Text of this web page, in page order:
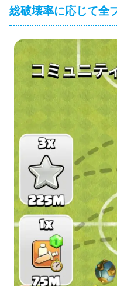
総破壊率に応じて全